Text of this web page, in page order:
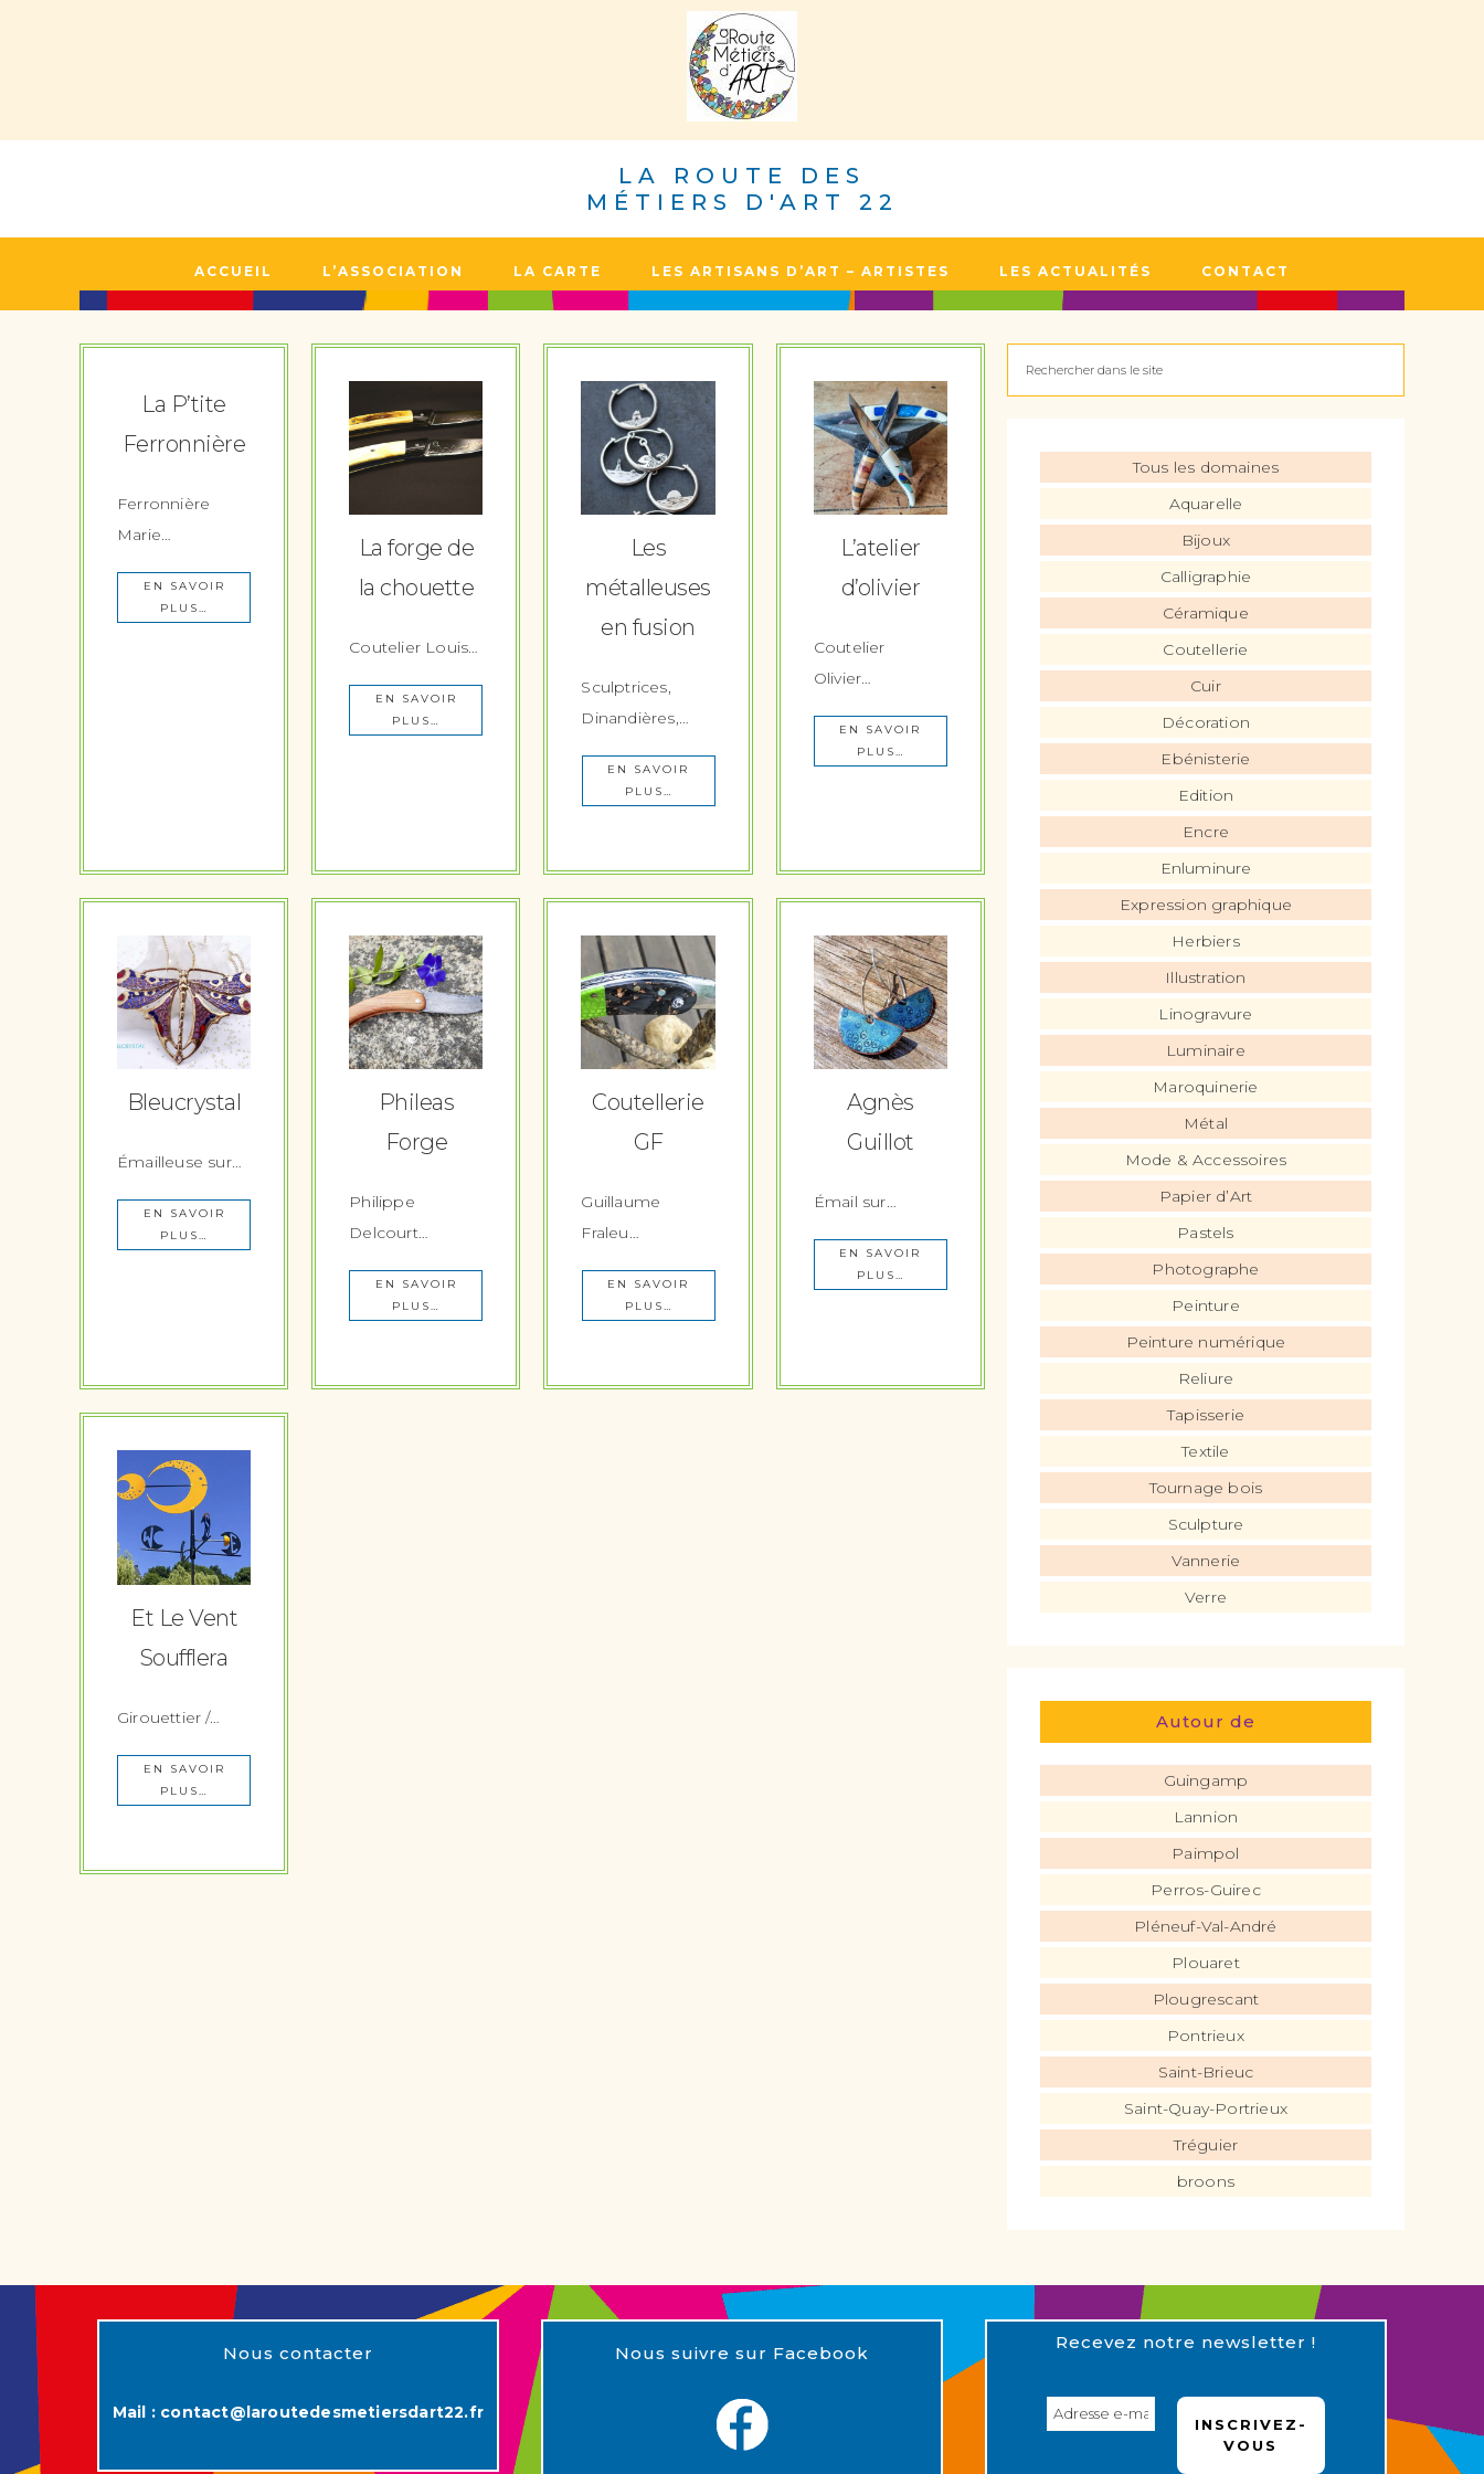
LA ROUTE DES
MÉTIERS D'ART 22
ACCUEIL L’ASSOCIATION LA CARTE LES ARTISANS D’ART – ARTISTES LES ACTUALITÉS CONTACT
La P’tite
Ferronnière
Ferronnière
Marie…
EN SAVOIR
PLUS…
La forge de
la chouette
Coutelier Louis…
EN SAVOIR
PLUS…
Les
métalleuses
en fusion
Sculptrices,
Dinandières,…
EN SAVOIR
PLUS…
L’atelier
d’olivier
Coutelier
Olivier…
EN SAVOIR
PLUS…
Bleucrystal
Émailleuse sur…
EN SAVOIR
PLUS…
Phileas
Forge
Philippe
Delcourt…
EN SAVOIR
PLUS…
Coutellerie
GF
Guillaume
Fraleu…
EN SAVOIR
PLUS…
Agnès
Guillot
Émail sur…
EN SAVOIR
PLUS…
Et Le Vent
Soufflera
Girouettier /…
EN SAVOIR
PLUS…
Tous les domaines
Aquarelle
Bijoux
Calligraphie
Céramique
Coutellerie
Cuir
Décoration
Ebénisterie
Edition
Encre
Enluminure
Expression graphique
Herbiers
Illustration
Linogravure
Luminaire
Maroquinerie
Métal
Mode & Accessoires
Papier d’Art
Pastels
Photographe
Peinture
Peinture numérique
Reliure
Tapisserie
Textile
Tournage bois
Sculpture
Vannerie
Verre
Autour de
Guingamp
Lannion
Paimpol
Perros-Guirec
Pléneuf-Val-André
Plouaret
Plougrescant
Pontrieux
Saint-Brieuc
Saint-Quay-Portrieux
Tréguier
broons
Nous contacter
Mail : contact@laroutedesmetiersdart22.fr
Nous suivre sur Facebook
Recevez notre newsletter !